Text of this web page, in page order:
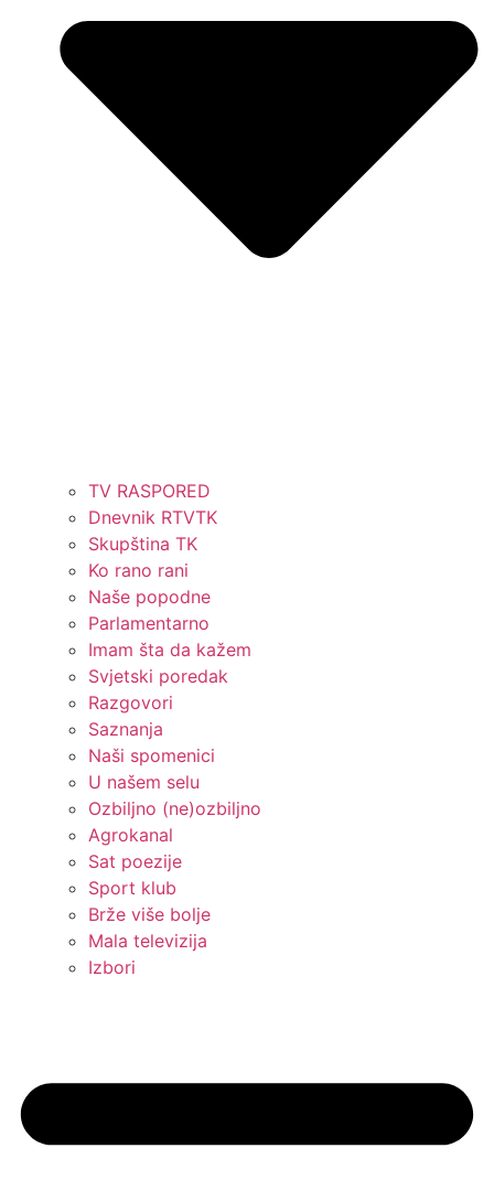
TV RASPORED
Dnevnik RTVTK
Skupština TK
Ko rano rani
Naše popodne
Parlamentarno
Imam šta da kažem
Svjetski poredak
Razgovori
Saznanja
Naši spomenici
U našem selu
Ozbiljno (ne)ozbiljno
Agrokanal
Sat poezije
Sport klub
Brže više bolje
Mala televizija
Izbori